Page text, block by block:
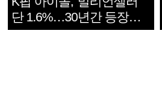
단 1.6%…30년간 등장
1182개팀 전수조사